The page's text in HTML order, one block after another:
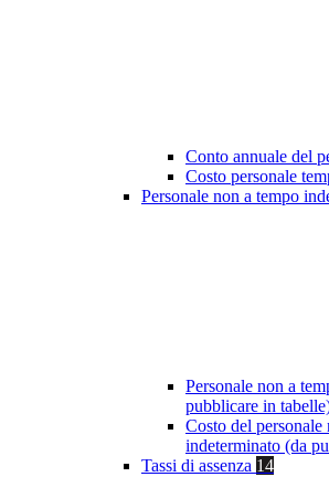
Conto annuale del
Costo personale
Personale non a tempo
Personale non a
pubblicare in
Costo del personale
indeterminato (da
Tassi di assenza 14